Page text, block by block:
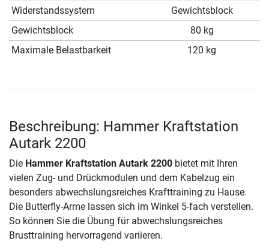
Widerstandssystem
Gewichtsblock
Gewichtsblock
80 kg
Maximale Belastbarkeit
120 kg
Beschreibung: Hammer Kraftstation
Autark 2200
Die Hammer Kraftstation Autark 2200 bietet mit Ihren
vielen Zug- und Drückmodulen und dem Kabelzug ein
besonders abwechslungsreiches Krafttraining zu Hause.
Die Butterfly-Arme lassen sich im Winkel 5-fach verstellen.
So können Sie die Übung für abwechslungsreiches
Brusttraining hervorragend variieren.